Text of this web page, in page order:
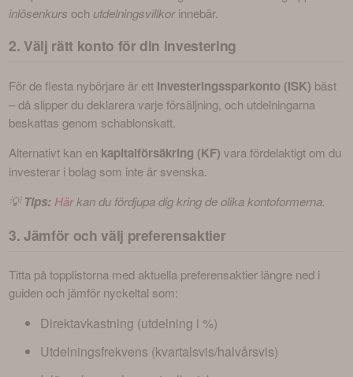
inlösenkurs och utdelningsvillkor innebär.
2. Välj rätt konto för din investering
För de flesta nybörjare är ett investeringssparkonto (ISK) bäst
– då slipper du deklarera varje försäljning, och utdelningarna
beskattas genom schablonskatt.
Alternativt kan en kapitalförsäkring (KF) vara fördelaktigt om du
investerar i bolag som inte är svenska.
💡 Tips: Här kan du fördjupa dig kring de olika kontoformerna.
3. Jämför och välj preferensaktier
Titta på topplistorna med aktuella preferensaktier längre ned i
guiden och jämför nyckeltal som:
Direktavkastning (utdelning i %)
Utdelningsfrekvens (kvartalsvis/halvårsvis)